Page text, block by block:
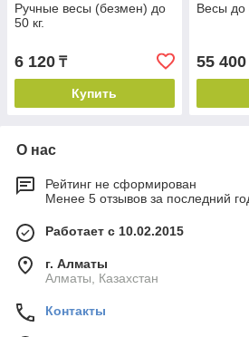
Ручные весы (безмен) до
50 кг.
6 120 ₸
Купить
Весы до
55 400
О нас
Рейтинг не сформирован
Менее 5 отзывов за последний
Работает с 10.02.2015
г. Алматы
Алматы, Казахстан
Контакты